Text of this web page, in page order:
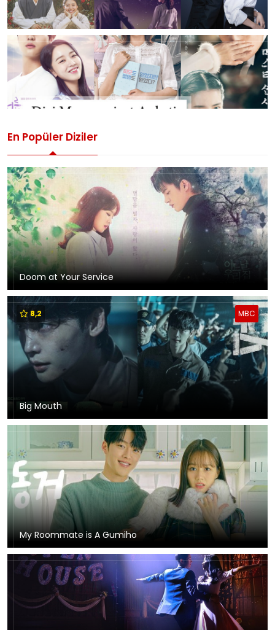
En Popüler Diziler
Doom at Your Service
MBC
8,2
Big Mouth
My Roommate is A Gumiho